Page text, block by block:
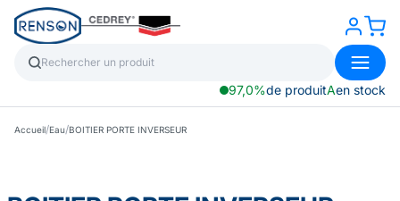
97,0%de produitAen stock
Accueil/Eau/BOITIER PORTE INVERSEUR